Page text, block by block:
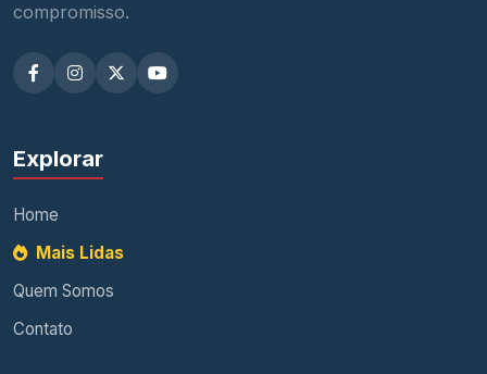
compromisso.
Explorar
Home
Mais Lidas
Quem Somos
Contato